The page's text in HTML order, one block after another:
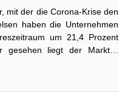
mit der die Corona-Krise den
haben die Unternehmen
um 21,4 Prozent
gesehen liegt der Markt…